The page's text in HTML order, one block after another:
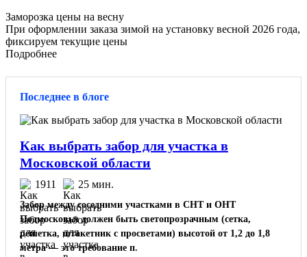
Заморозка цены на весну
При оформлении заказа зимой на установку весной 2026 года,
фиксируем текущие цены
Подробнее
Последнее в блоге
Как выбрать забор для участка в
Московской области
1911 25 мин.
Забор между соседними участками в СНТ и ОНТ
Подмосковья должен быть светопрозрачным (сетка,
решетка, штакетник с просветами) высотой от 1,2 до 1,8
метра — это требование п.